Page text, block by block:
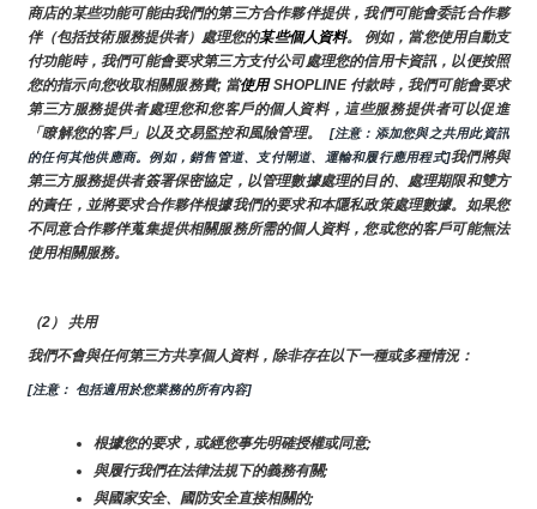
商店的某些功能可能由我們的第三方合作夥伴提供，我們可能會委託合作夥
伴（包括技術服務提供者）處理您的某些個人資料。 例如，當您使用自動支
付功能時，我們可能會要求第三方支付公司處理您的信用卡資訊，以便按照
您的指示向您收取相關服務費; 當使用 SHOPLINE 付款時，我們可能會要求
第三方服務提供者處理您和您客戶的個人資料，這些服務提供者可以促進
「瞭解您的客戶」以及交易監控和風險管理。
[注意：添加您與之共用此資訊
的任何其他供應商。例如，銷售管道、支付閘道、運輸和履行應用程式]我們將與
第三方服務提供者簽署保密協定，以管理數據處理的目的、處理期限和雙方
的責任，並將要求合作夥伴根據我們的要求和本隱私政策處理數據。如果您
不同意合作夥伴蒐集提供相關服務所需的個人資料，您或您的客戶可能無法
使用相關服務。
（2） 共用
我們不會與任何第三方共享個人資料，除非存在以下一種或多種情況：
[注意： 包括適用於您業務的所有內容]
根據您的要求，或經您事先明確授權或同意;
與履行我們在法律法規下的義務有關;
與國家安全、國防安全直接相關的;